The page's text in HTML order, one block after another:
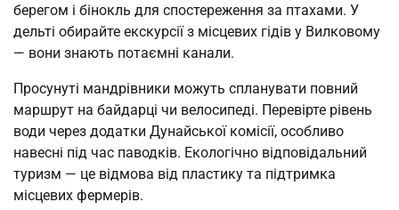
берегом і бінокль для спостереження за птахами. У
дельті обирайте екскурсії з місцевих гідів у Вилковому
— вони знають потаємні канали.
Просунуті мандрівники можуть спланувати повний
маршрут на байдарці чи велосипеді. Перевірте рівень
води через додатки Дунайської комісії, особливо
навесні під час паводків. Екологічно відповідальний
туризм — це відмова від пластику та підтримка
місцевих фермерів.